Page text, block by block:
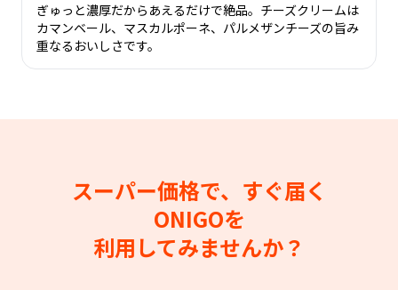
ぎゅっと濃厚だからあえるだけで絶品。チーズクリームは
カマンベール、マスカルポーネ、パルメザンチーズの旨み
重なるおいしさです。
スーパー価格で、すぐ届く
ONIGOを
利用してみませんか？